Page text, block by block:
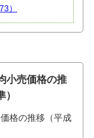
）
小売価格の推